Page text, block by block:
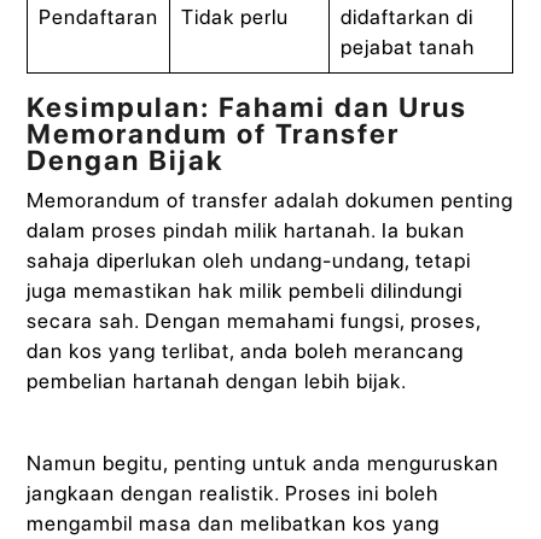
Pendaftaran Tidak perlu
didaftarkan di
pejabat tanah
Kesimpulan: Fahami dan Urus
Memorandum of Transfer
Dengan Bijak
Memorandum of transfer adalah dokumen penting
dalam proses pindah milik hartanah. Ia bukan
sahaja diperlukan oleh undang-undang, tetapi
juga memastikan hak milik pembeli dilindungi
secara sah. Dengan memahami fungsi, proses,
dan kos yang terlibat, anda boleh merancang
pembelian hartanah dengan lebih bijak.
Namun begitu, penting untuk anda menguruskan
jangkaan dengan realistik. Proses ini boleh
mengambil masa dan melibatkan kos yang